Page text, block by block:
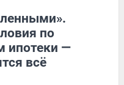
по
ипотеки —
всё